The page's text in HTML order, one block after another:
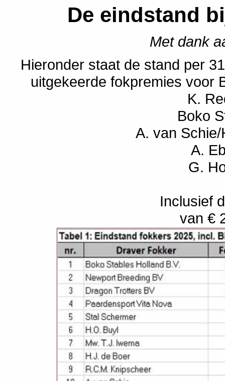
De eindstand
Met dank
Hieronder staat de stand per
uitgekeerde fokpremies voor
K.
Boko
A. van
A.
G.
Inclusief
van €